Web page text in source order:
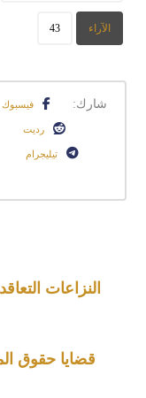
الآراء 43
فيسبوك
رديت
تيليجرام
النزاعات
قضايا حقوق